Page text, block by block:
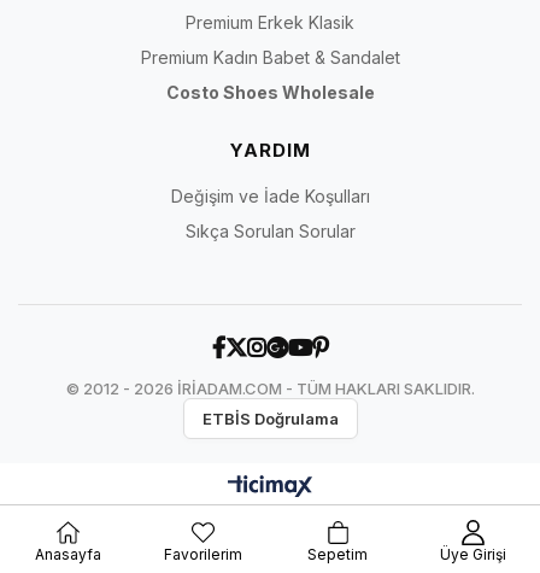
Premium Erkek Klasik
Premium Kadın Babet & Sandalet
Costo Shoes Wholesale
YARDIM
Değişim ve İade Koşulları
Sıkça Sorulan Sorular
© 2012 - 2026 İRİADAM.COM - TÜM HAKLARI SAKLIDIR.
ETBİS Doğrulama
Anasayfa Favorilerim Sepetim Üye Girişi